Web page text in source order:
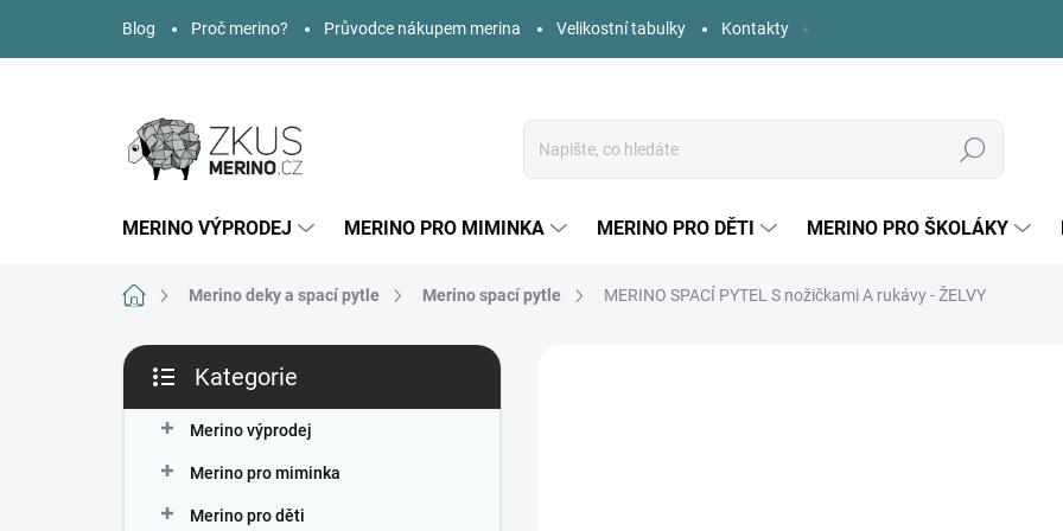
obsah
Blog Proč merino? Průvodce nákupem merina Velikostní tabulky Kontakty
Hledat
MERINO VÝPRODEJ MERINO PRO MIMINKA MERINO PRO DĚTI MERINO PRO ŠKOLÁKY
Domů Merino deky a spací pytle Merino spací pytle MERINO SPACÍ PYTEL S nožičkami A rukávy - ŽELVY
P
s
kategorie
Kategorie
Merino výprodej
Merino pro miminka
Merino pro děti